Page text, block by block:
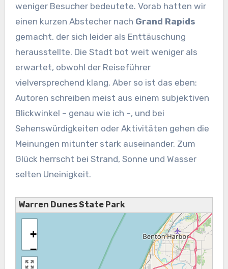
weniger Besucher bedeutete. Vorab hatten wir
einen kurzen Abstecher nach Grand Rapids
gemacht, der sich leider als Enttäuschung
herausstellte. Die Stadt bot weit weniger als
erwartet, obwohl der Reiseführer
vielversprechend klang. Aber so ist das eben:
Autoren schreiben meist aus einem subjektiven
Blickwinkel – genau wie ich –, und bei
Sehenswürdigkeiten oder Aktivitäten gehen die
Meinungen mitunter stark auseinander. Zum
Glück herrscht bei Strand, Sonne und Wasser
selten Uneinigkeit.
Warren Dunes State Park
+
−